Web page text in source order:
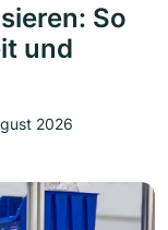
So
und
2026